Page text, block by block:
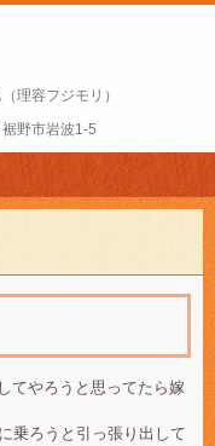
理容フジモリ）
野市岩波1-5
てやろうと思ってたら嫁
乗ろうと引っ張り出して